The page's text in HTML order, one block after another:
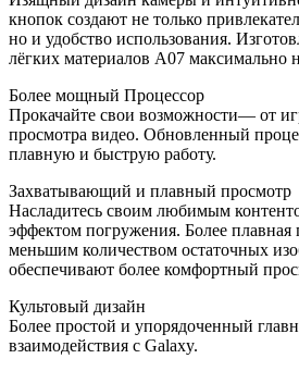
кнопок создают не только
но и удобство использования.
лёгких материалов A07 максимально
Более мощный Процессор
Прокачайте свои возможности— от
просмотра видео. Обновленный
плавную и быструю работу.
Захватывающий и плавный просмотр
Насладитесь своим любимым
эффектом погружения. Более плавная
меньшим количеством остаточных
обеспечивают более комфортный
Культовый дизайн
Более простой и упорядоченный
взаимодействия с Galaxy.